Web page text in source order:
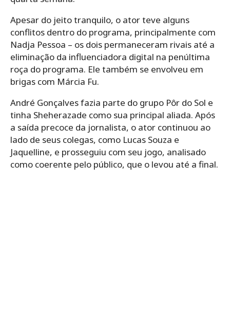
Apesar do jeito tranquilo, o ator teve alguns
conflitos dentro do programa, principalmente com
Nadja Pessoa – os dois permaneceram rivais até a
eliminação da influenciadora digital na penúltima
roça do programa. Ele também se envolveu em
brigas com Márcia Fu.
André Gonçalves fazia parte do grupo Pôr do Sol e
tinha Sheherazade como sua principal aliada. Após
a saída precoce da jornalista, o ator continuou ao
lado de seus colegas, como Lucas Souza e
Jaquelline, e prosseguiu com seu jogo, analisado
como coerente pelo público, que o levou até a final.